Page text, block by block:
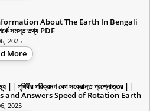
About The Earth In Bengali
সমস্ত তথ্য PDF
2025
More
|| পৃথিবীর পরিক্রমণ বেগ সংক্রান্ত প্রশ্নোত্তর ||
and Answers Speed of Rotation Earth
2025